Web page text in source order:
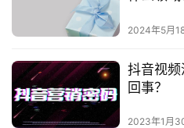
宝
分
享
环境和工作要求等原因，急缺
些方面来选择就业方向。女人
定要有一定的经济来源才行，
推荐阅读：
2024年5月
抖音视
回事？
2023年1月